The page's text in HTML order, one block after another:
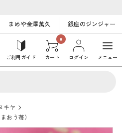
まめや金澤萬久 銀座のジンジャー
ご利用ガイド
0
カート ログイン メニュー
キヤ
おう苺）